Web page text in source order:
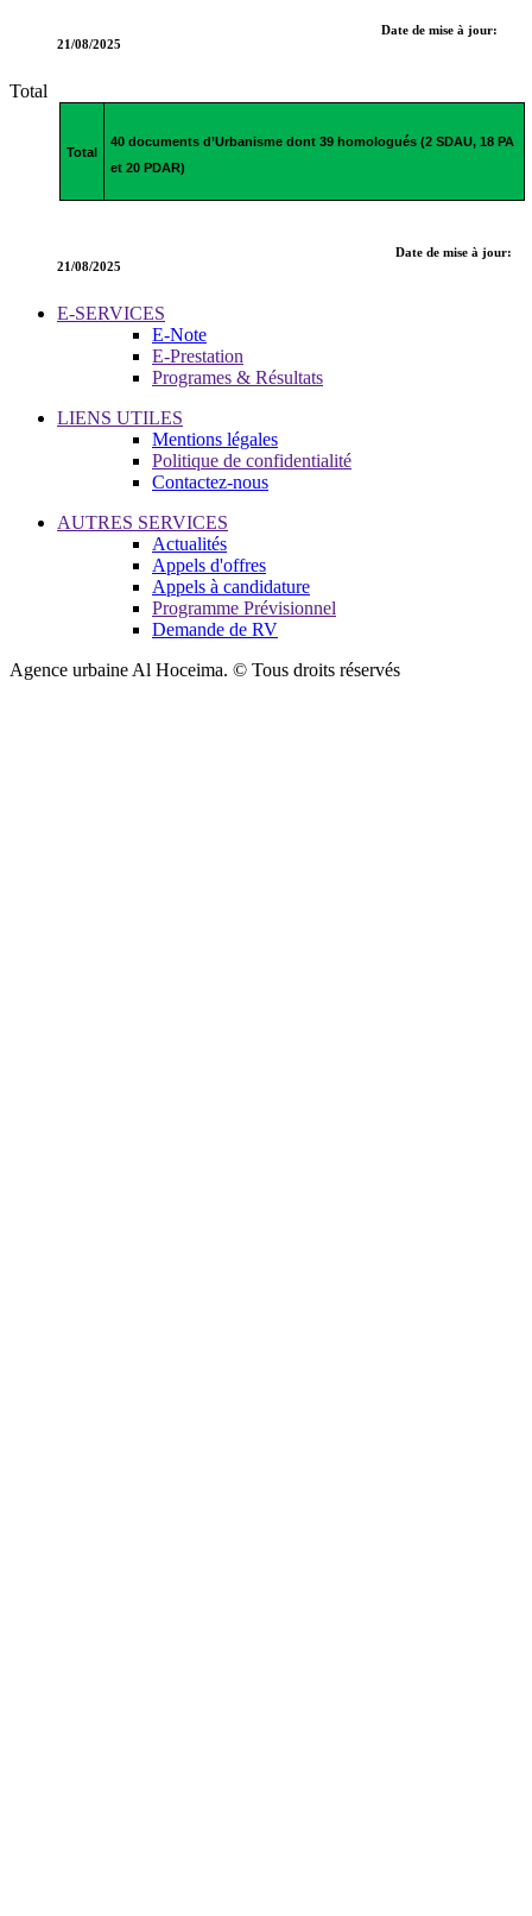
Date de mise à jour:
21/08/2025
Total
Total
40 documents d’Urbanisme dont 39 homologués (2 SDAU, 18 PA
et 20 PDAR)
Date de mise à jour:
21/08/2025
E-SERVICES
E-Note
E-Prestation
Programes & Résultats
LIENS UTILES
Mentions légales
Politique de confidentialité
Contactez-nous
AUTRES SERVICES
Actualités
Appels d'offres
Appels à candidature
Programme Prévisionnel
Demande de RV
Agence urbaine Al Hoceima. © Tous droits réservés